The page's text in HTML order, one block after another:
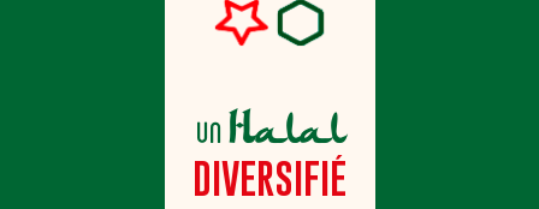
unHalal
DIVERSIFIÉ